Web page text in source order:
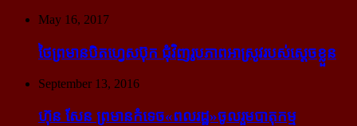
May 16, 2017
ថៃ​ព្រមាន​បិត​ហ្វេសប៊ុក ជុំ​វិញ​រូបភាព​អាស្រូវ​របស់​ស្ដេច​ខ្លួន
September 13, 2016
ហ៊ុន សែន ព្រមាន​កំទេច​«ពលរដ្ឋ»​ចូលរួម​បាតុកម្ម